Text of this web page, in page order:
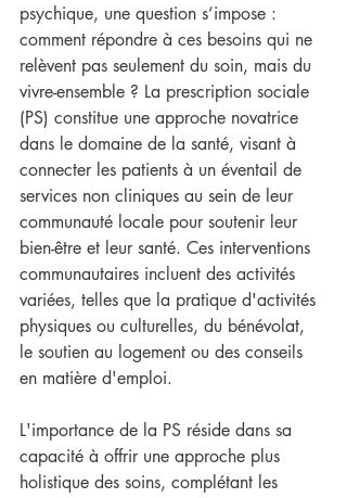
psychique, une question s’impose :
comment répondre à ces besoins qui ne
relèvent pas seulement du soin, mais du
vivre-ensemble ? La prescription sociale
(PS) constitue une approche novatrice
dans le domaine de la santé, visant à
connecter les patients à un éventail de
services non cliniques au sein de leur
communauté locale pour soutenir leur
bien-être et leur santé. Ces interventions
communautaires incluent des activités
variées, telles que la pratique d'activités
physiques ou culturelles, du bénévolat,
le soutien au logement ou des conseils
en matière d'emploi.
L'importance de la PS réside dans sa
capacité à offrir une approche plus
holistique des soins, complétant les